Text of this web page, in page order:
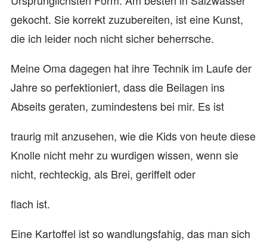
gekocht. Sie korrekt zuzubereiten, ist eine Kunst,
die ich leider noch nicht sicher beherrsche.
Meine Oma dagegen hat ihre Technik im Laufe der
Jahre so perfektioniert, dass die Beilagen ins
Abseits geraten, zumindestens bei mir. Es ist
traurig mit anzusehen, wie die Kids von heute diese
Knolle nicht mehr zu wurdigen wissen, wenn sie
nicht, rechteckig, als Brei, geriffelt oder
flach ist.
Eine Kartoffel ist so wandlungsfahig, das man sich